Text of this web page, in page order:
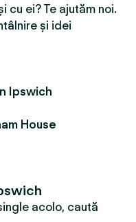
cu ei? Te ajutăm noi.
și idei
Ipswich
House
acolo, caută